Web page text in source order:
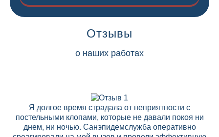
Отзывы
о наших работах
Я долгое время страдала от неприятности с
постельными клопами, которые не давали покоя ни
днем, ни ночью. Санэпидемслужба оперативно